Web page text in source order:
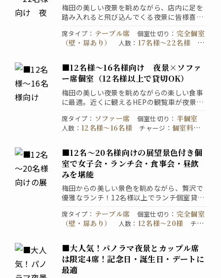
梅田の美しい夜景を眺めながら、店内に足を
踏み入れると飛び込んでくる夜景に皆様喜ば
も夜景をご覧いただけますのでオススメです
よ。1つの大きなスペースに2列にテーブルを
あらゆるご利用動機にお応えいたします。
席タイプ ： テーブル席 個室仕切り ： 完全個室
（壁・扉あり）
人数 ： 17名様〜22名様
チ
煙・禁煙 ： 禁煙席 予約
直接お店にお問い
合わせください
■12名様～16名様向け 夜景×ソファ
ー席個室（12名様以上で貸切OK）
梅田の美しい夜景を眺めながらの楽しい食事
に最適。近くに観えるHEPの観覧車が夜景を
ティースペースです。企業様のご宴会・接待
は勿論、ご家族での大切なお祝いの席で良く
※こちらのスペースは12名様以上で貸切とさ
せて頂いております。
席タイプ ： ソファー席 個室仕切り ： 半個室
人数 ： 12名様〜16名様 チャージ ： 個室料な
予約
い
■12名～20名様向けの展望景色付き個
室で女子会・ランチ会・食事会・昼飲
みを堪能
梅田からの美しい景色を眺めながら、贅沢で
優雅なランチ！12名様以上でランチ個室貸切
６３１５－９２０５
席タイプ ： テーブル席 個室仕切り ： 完全個室
（壁・扉あり）
人数 ： 12名様〜20様
チャ
煙・禁煙： ： 直接お店にお問い
合わせください
■大人気！パノラマ夜景とカップル席
は限定4席！記念日・誕生日・デートに
最適